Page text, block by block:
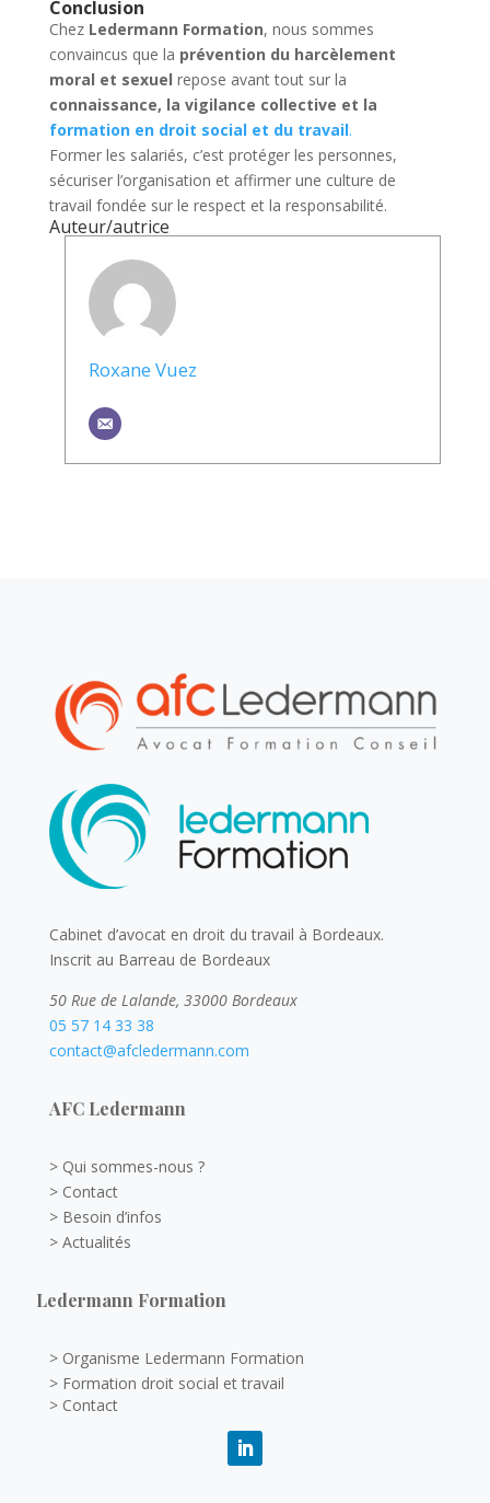
Conclusion
Chez Ledermann Formation, nous sommes
convaincus que la prévention du harcèlement
moral et sexuel repose avant tout sur la
connaissance, la vigilance collective et la
formation en droit social et du travail.
Former les salariés, c’est protéger les personnes,
sécuriser l’organisation et affirmer une culture de
travail fondée sur le respect et la responsabilité.
Auteur/autrice
Roxane Vuez
Cabinet d’avocat en droit du travail à Bordeaux.
Inscrit au Barreau de Bordeaux
50 Rue de Lalande, 33000 Bordeaux
05 57 14 33 38
contact@afcledermann.com
AFC Ledermann
> Qui sommes-nous ?
> Contact
> Besoin d’infos
> Actualités
Ledermann Formation
> Organisme Ledermann Formation
> Formation droit social et travail
> Contact